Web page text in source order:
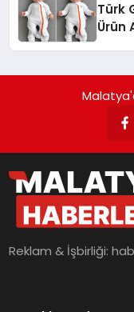
Türk
Ürün
Reklam & İşbirliği: